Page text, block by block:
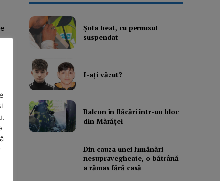
Şofa beat, cu permisul
suspendat
I-aţi văzut?
Balcon în flăcări într-un bloc
din Mărăţei
Din cauza unei lumânări
nesupravegheate, o bătrână
a rămas fără casă